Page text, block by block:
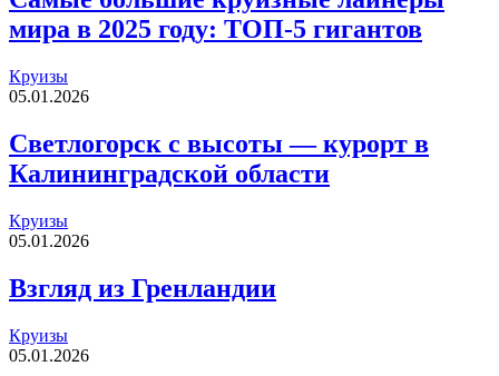
мира в 2025 году: ТОП-5 гигантов
Круизы
05.01.2026
Светлогорск с высоты — курорт в
Калининградской области
Круизы
05.01.2026
Взгляд из Гренландии
Круизы
05.01.2026